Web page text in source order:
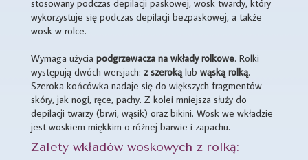
stosowany podczas depilacji paskowej, wosk twardy, który
wykorzystuje się podczas depilacji bezpaskowej, a także
wosk w rolce.
Wymaga użycia podgrzewacza na wkłady rolkowe. Rolki
występują dwóch wersjach: z szeroką lub wąską rolką.
Szeroka końcówka nadaje się do większych fragmentów
skóry, jak nogi, ręce, pachy. Z kolei mniejsza służy do
depilacji twarzy (brwi, wąsik) oraz bikini. Wosk we wkładzie
jest woskiem miękkim o różnej barwie i zapachu.
Zalety wkładów woskowych z rolką: